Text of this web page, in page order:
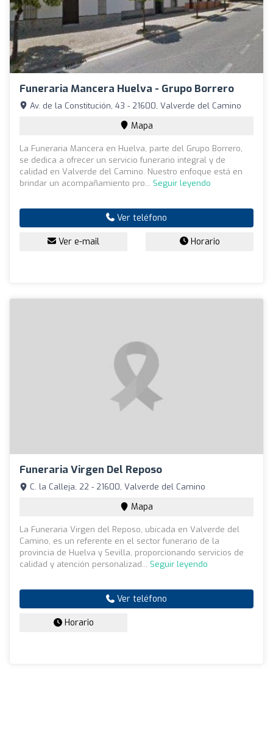
Funeraria Mancera Huelva - Grupo Borrero
Av. de la Constitución, 43 - 21600, Valverde del Camino
Mapa
La Funeraria Mancera en Huelva, parte del Grupo Borrero,
se dedica a ofrecer un servicio funerario integral y de
calidad en Valverde del Camino. Nuestro enfoque está en
brindar un acompañamiento pro... Seguir leyendo
Ver teléfono
Ver e-mail Horario
Funeraria Virgen Del Reposo
C. la Calleja, 22 - 21600, Valverde del Camino
Mapa
La Funeraria Virgen del Reposo, ubicada en Valverde del
Camino, es un referente en el sector funerario de la
provincia de Huelva y Sevilla, proporcionando servicios de
calidad y atención personalizad... Seguir leyendo
Ver teléfono
Horario